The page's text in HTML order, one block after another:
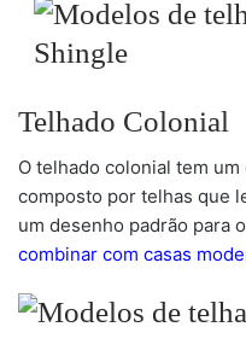
Telhado Colonial
O telhado colonial tem
composto por telhas que
um desenho padrão para
combinar com casas